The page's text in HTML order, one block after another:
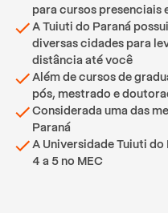
para cursos presenciais
A Tuiuti do Paraná
diversas cidades para
distância até você
Além de cursos de
pós, mestrado e
Considerada uma das
Paraná
A Universidade Tuiuti
4 a 5 no MEC